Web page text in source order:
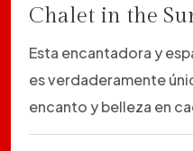
Chalet in the
Esta encantadora y
es verdaderamente
encanto y belleza en